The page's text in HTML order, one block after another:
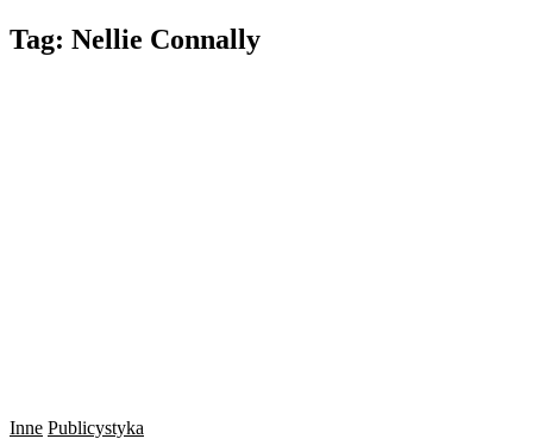
Tag: Nellie Connally
Inne Publicystyka